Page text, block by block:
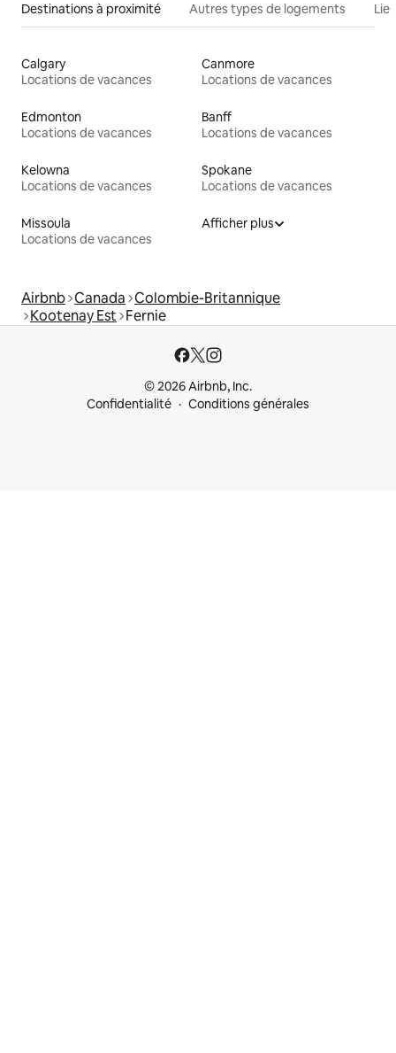
Destinations à proximité Autres types de logements
Calgary
Locations de vacances
Canmore
Locations de vacances
Edmonton
Locations de vacances
Banff
Locations de vacances
Kelowna
Locations de vacances
Spokane
Locations de vacances
Missoula
Locations de vacances
Afficher plus
Airbnb Canada Colombie-Britannique
Kootenay Est Fernie
© 2026 Airbnb, Inc.
Confidentialité
Conditions générales